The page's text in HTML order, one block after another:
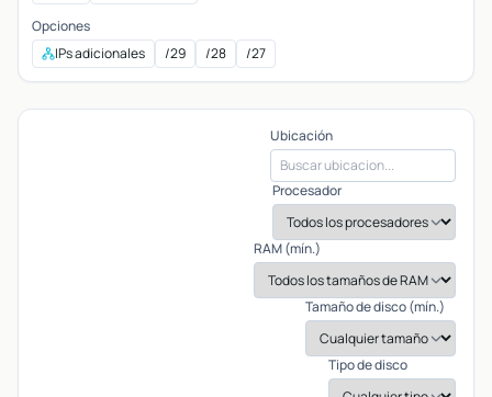
Opciones
IPs adicionales
/29 /28 /27
Ubicación
Procesador
RAM (mín.)
Tamaño de disco (mín.)
Tipo de disco